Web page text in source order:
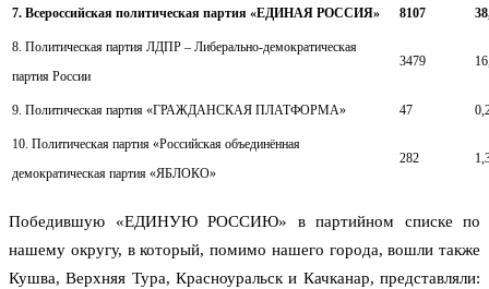
7. Всероссийская политическая партия «ЕДИНАЯ РОССИЯ» 8107
8. Политическая партия ЛДПР – Либерально-демократическая
партия России
3479
9. Политическая партия «ГРАЖДАНСКАЯ ПЛАТФОРМА» 47
10. Политическая партия «Российская объединённая
демократическая партия «ЯБЛОКО»
282
Победившую «ЕДИНУЮ РОССИЮ» в партийном списке по
нашему округу, в который, помимо нашего города, вошли также
Кушва, Верхняя Тура, Красноуральск и Качканар, представляли: